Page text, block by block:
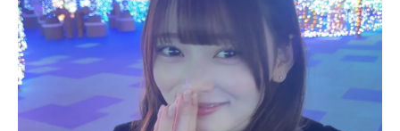
ST member
新規会員登録・ログイン